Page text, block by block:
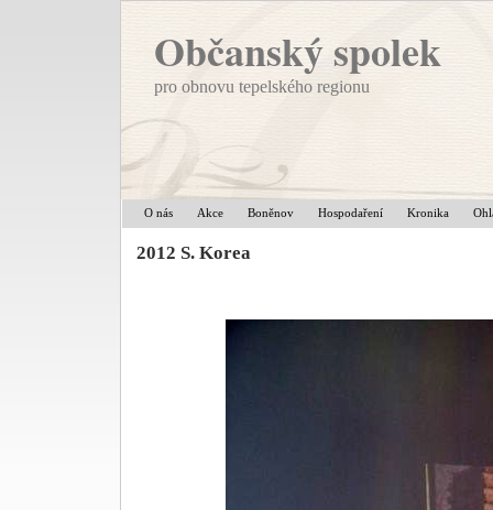
Občanský spolek
pro obnovu tepelského regionu
O nás Akce Boněnov Hospodaření Kronika
2012 S. Korea